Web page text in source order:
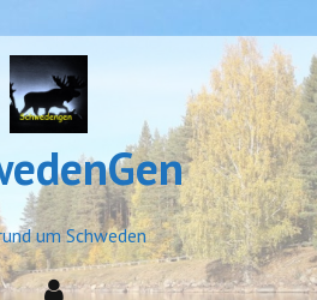
um Schweden